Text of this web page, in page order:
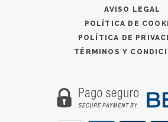
AVISO LEGAL
POLÍTICA DE
POLÍTICA DE
TÉRMINOS Y